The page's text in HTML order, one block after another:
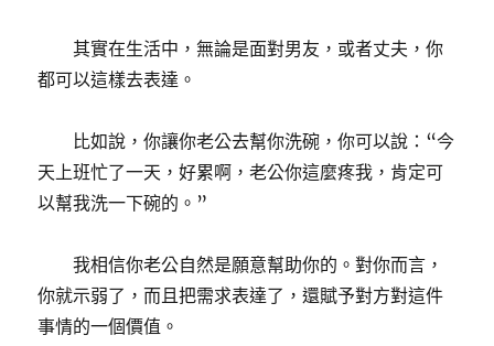
其實在生活中，無論是面對男友，或者丈夫，你
都可以這樣去表達。
比如說，你讓你老公去幫你洗碗，你可以說：“今
天上班忙了一天，好累啊，老公你這麼疼我，肯定可
以幫我洗一下碗的。”
我相信你老公自然是願意幫助你的。對你而言，
你就示弱了，而且把需求表達了，還賦予對方對這件
事情的一個價值。